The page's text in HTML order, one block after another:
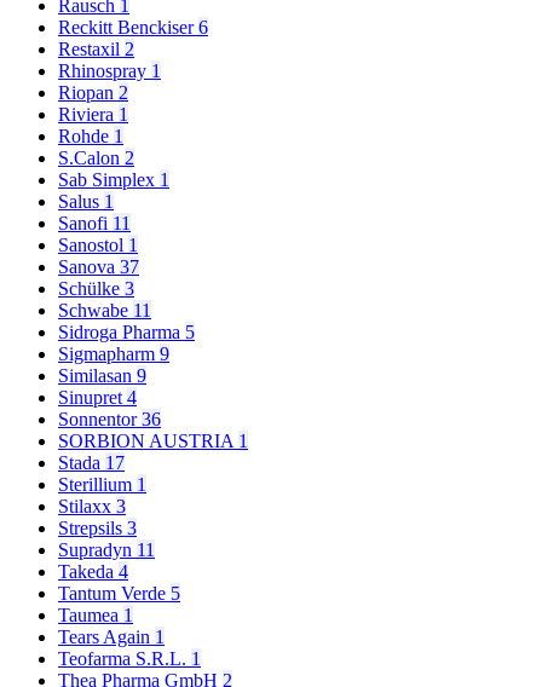
Rausch 1
Reckitt Benckiser6
Restaxil 2
Rhinospray 1
Riopan 2
Riviera 1
Rohde 1
S.Calon 2
Sab Simplex 1
Salus 1
Sanofi 11
Sanostol 1
Sanova 37
Schülke 3
Schwabe 11
Sidroga Pharma 5
Sigmapharm 9
Similasan 9
Sinupret 4
Sonnentor36
SORBION AUSTRIA 1
Stada 17
Sterillium 1
Stilaxx 3
Strepsils 3
Supradyn 11
Takeda 4
Tantum Verde 5
Taumea 1
Tears Again 1
Teofarma S.R.L. 1
Thea Pharma GmbH 2